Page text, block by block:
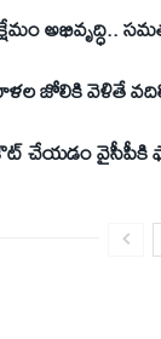
అభివృద్ధి..
జోలికి వెళితే
చేయడం వైసీపీకి